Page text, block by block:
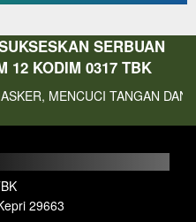
SERBUAN
12 KODIM 0317 TBK
TANGAN DAN MENJAGA
29663